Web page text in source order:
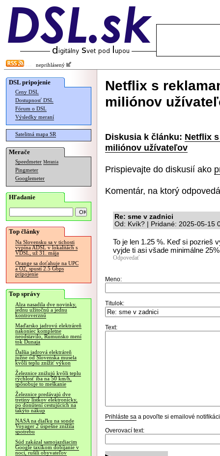
neprihlásený
DSL pripojenie
Ceny DSL
Dostupnosť DSL
Fórum o DSL
Výsledky meraní
Satelitná mapa SR
Merače
Speedmeter Merania
Pingmeter
Googlemeter
Hľadanie
Top články
Na Slovensku sa v tichosti
vypína ADSL v lokalitách s
VDSL, už 31. mája
Orange sa doťahuje na UPC
a O2, spustí 2.5 Gbps
pripojenie
Top správy
Alza nasadila dve novinky,
jednu užitočnú a jednu
kontroverznú
Maďarsko jadrovú elektráreň
nakoniec kompletne
neodstavilo, Rumunsko mení
tok Dunaja
Ďalšia jadrová elektráreň
južne od Slovenska musela
kvôli teplu znížiť výkon
Železnice znižujú kvôli teplu
rýchlosť iba na 50 km/h,
spôsobuje to meškanie
Železnice predávajú dve
tretiny lístkov elektronicky,
po donútení cestujúcich na
takýto nákup
NASA na diaľku na sonde
Voyager 2 úspešne znížila
spotrebu
Súd zakázal samojazdiacim
Google taxíkom dobíjanie v
noci, rušili obyvateľov
Netflix s
miliónov
Diskusia k článku: Netflix
miliónov užívateľov
Prispievajte do diskusií ako
Komentár, na ktorý
Re: sme v zadnici
Od: Kvík? | Pridané: 2025-05-15
To je len 1.25 %. Keď si pozrieš
vyjde ti asi všade minimálne
Odpovedať
Meno:
Titulok:
Text:
Prihláste sa a povoľte si emailové
Overovací text: